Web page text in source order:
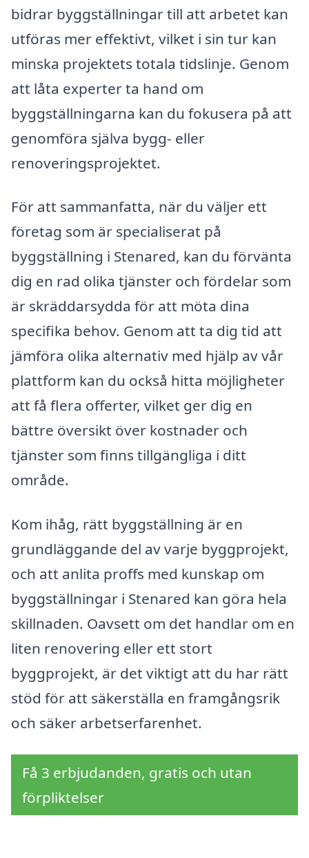
bidrar byggställningar till att arbetet kan
utföras mer effektivt, vilket i sin tur kan
minska projektets totala tidslinje. Genom
att låta experter ta hand om
byggställningarna kan du fokusera på att
genomföra själva bygg- eller
renoveringsprojektet.
För att sammanfatta, när du väljer ett
företag som är specialiserat på
byggställning i Stenared, kan du förvänta
dig en rad olika tjänster och fördelar som
är skräddarsydda för att möta dina
specifika behov. Genom att ta dig tid att
jämföra olika alternativ med hjälp av vår
plattform kan du också hitta möjligheter
att få flera offerter, vilket ger dig en
bättre översikt över kostnader och
tjänster som finns tillgängliga i ditt
område.
Kom ihåg, rätt byggställning är en
grundläggande del av varje byggprojekt,
och att anlita proffs med kunskap om
byggställningar i Stenared kan göra hela
skillnaden. Oavsett om det handlar om en
liten renovering eller ett stort
byggprojekt, är det viktigt att du har rätt
stöd för att säkerställa en framgångsrik
och säker arbetserfarenhet.
Få 3 erbjudanden, gratis och utan
förpliktelser